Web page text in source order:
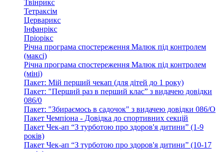
Твінрикс
Тетраксім
Церварикс
Інфанрікс
Пріорікс
Річна програма спостереження Малюк під контролем
(максі)
Річна програма спостереження Малюк під контролем
(міні)
Пакет: Мій перший чекап (для дітей до 1 року)
Пакет: "Перший раз в перший клас” з видачею довідки
086/0
Пакет: "Збираємось в садочок" з видачею довідки 086/О
Пакет Чемпіона - Довідка до спортивних секцій
Пакет Чек-ап “З турботою про здоров'я дитини” (1-9
років)
Пакет Чек-ап “З турботою про здоров'я дитини” (10-17